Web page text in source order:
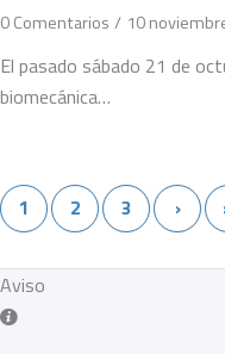
0 Comentarios / 10
El pasado sábado 21 de
biomecánica…
1 2 3 ›
Aviso